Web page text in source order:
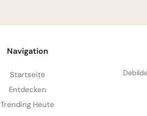
Navigation
Startseite
Entdecken
Trending Heute